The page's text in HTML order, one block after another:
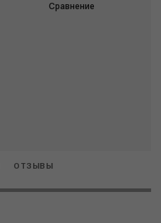
Сравнение
ОТЗЫВЫ